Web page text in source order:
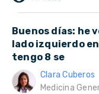
Buenos días: he
lado izquierdo
tengo 8 se
Clara Cuberos
Medicina